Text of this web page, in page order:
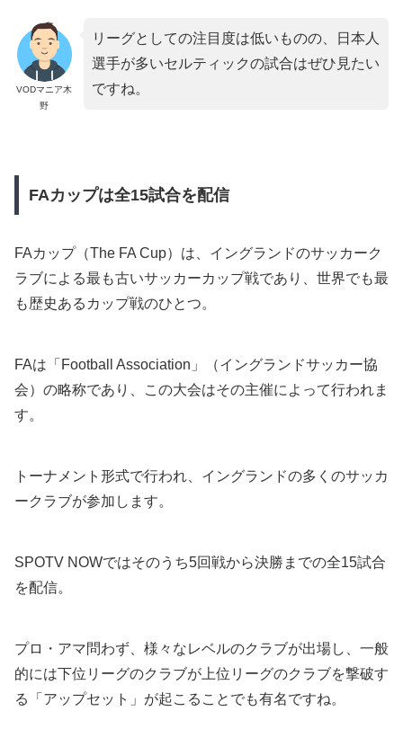
VODマニア木
野
リーグとしての注目度は低いものの、日本人
選手が多いセルティックの試合はぜひ見たい
ですね。
FAカップは全15試合を配信
FAカップ（The FA Cup）は、イングランドのサッカーク
ラブによる最も古いサッカーカップ戦であり、世界でも最
も歴史あるカップ戦のひとつ。
FAは「Football Association」（イングランドサッカー協
会）の略称であり、この大会はその主催によって行われま
す。
トーナメント形式で行われ、イングランドの多くのサッカ
ークラブが参加します。
SPOTV NOWではそのうち5回戦から決勝までの全15試合
を配信。
プロ・アマ問わず、様々なレベルのクラブが出場し、一般
的には下位リーグのクラブが上位リーグのクラブを撃破す
る「アップセット」が起こることでも有名ですね。